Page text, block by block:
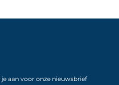
je aan voor onze nieuwsbrief